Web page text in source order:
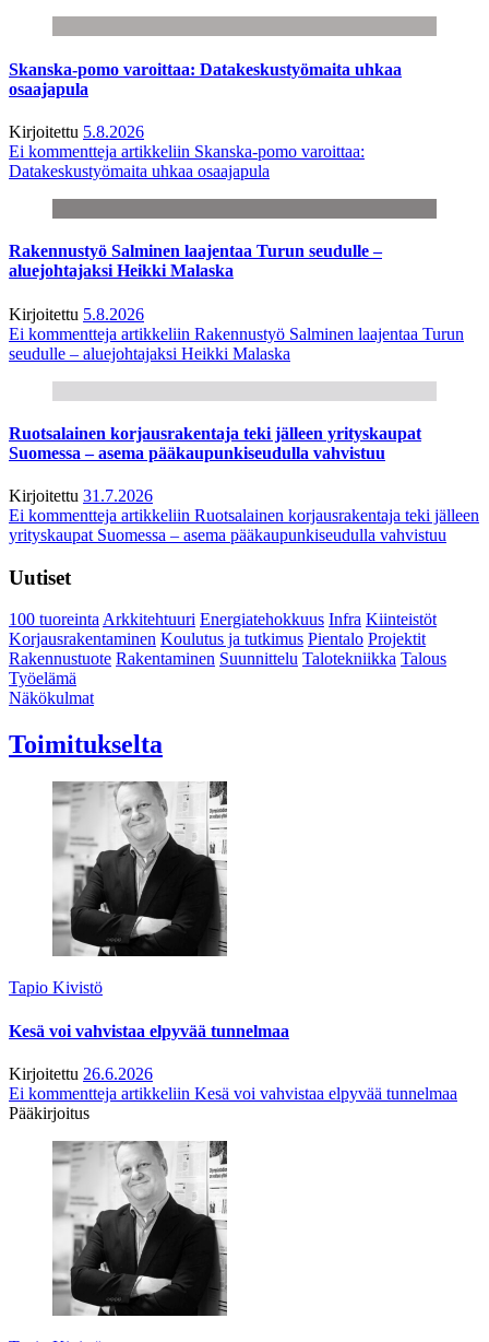
Skanska-pomo varoittaa: Datakeskustyömaita uhkaa
osaajapula
Kirjoitettu 5.8.2026
Ei kommentteja artikkeliin Skanska-pomo varoittaa:
Datakeskustyömaita uhkaa osaajapula
Rakennustyö Salminen laajentaa Turun seudulle –
aluejohtajaksi Heikki Malaska
Kirjoitettu 5.8.2026
Ei kommentteja artikkeliin Rakennustyö Salminen laajentaa Turun
seudulle – aluejohtajaksi Heikki Malaska
Ruotsalainen korjausrakentaja teki jälleen yrityskaupat
Suomessa – asema pääkaupunkiseudulla vahvistuu
Kirjoitettu 31.7.2026
Ei kommentteja artikkeliin Ruotsalainen korjausrakentaja teki jälleen
yrityskaupat Suomessa – asema pääkaupunkiseudulla vahvistuu
Uutiset
100 tuoreintaArkkitehtuuri Energiatehokkuus Infra Kiinteistöt
Korjausrakentaminen Koulutus ja tutkimus Pientalo Projektit
Rakennustuote Rakentaminen Suunnittelu Talotekniikka Talous
Työelämä
Näkökulmat
Toimitukselta
Tapio Kivistö
Kesä voi vahvistaa elpyvää tunnelmaa
Kirjoitettu 26.6.2026
Ei kommentteja artikkeliin Kesä voi vahvistaa elpyvää tunnelmaa
Pääkirjoitus